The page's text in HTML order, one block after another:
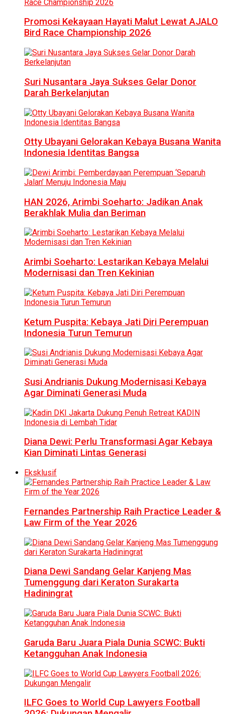
Promosi Kekayaan Hayati Malut Lewat AJALO
Bird Race Championship 2026
Suri Nusantara Jaya Sukses Gelar Donor
Darah Berkelanjutan
Otty Ubayani Gelorakan Kebaya Busana Wanita
Indonesia Identitas Bangsa
HAN 2026, Arimbi Soeharto: Jadikan Anak
Berakhlak Mulia dan Beriman
Arimbi Soeharto: Lestarikan Kebaya Melalui
Modernisasi dan Tren Kekinian
Ketum Puspita: Kebaya Jati Diri Perempuan
Indonesia Turun Temurun
Susi Andrianis Dukung Modernisasi Kebaya
Agar Diminati Generasi Muda
Diana Dewi: Perlu Transformasi Agar Kebaya
Kian Diminati Lintas Generasi
Eksklusif
Fernandes Partnership Raih Practice Leader &
Law Firm of the Year 2026
Diana Dewi Sandang Gelar Kanjeng Mas
Tumenggung dari Keraton Surakarta
Hadiningrat
Garuda Baru Juara Piala Dunia SCWC: Bukti
Ketangguhan Anak Indonesia
ILFC Goes to World Cup Lawyers Football